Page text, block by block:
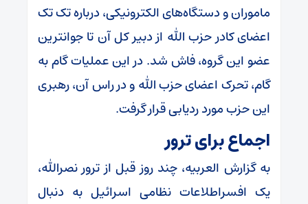
ماموران و دستگاه‌های الکترونیکی، درباره تک تک
اعضای کادر حزب الله از دبیر کل آن تا جوانترین
عضو این گروه، فاش شد. در این عملیات گام به
گام، تحرک اعضای حزب الله و در راس آن، رهبری
این حزب مورد ردیابی قرار گرفت.
اجماع برای ترور
به گزارش العربیه، چند روز قبل از ترور نصرالله،
یک افسراطلاعات نظامی اسرائیل به دنبال